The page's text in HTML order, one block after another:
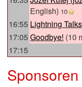
English) 10
16:55 ‎Lightning Talks‎
17:05 ‎Goodbye!‎ (10
17:15
Sponsoren